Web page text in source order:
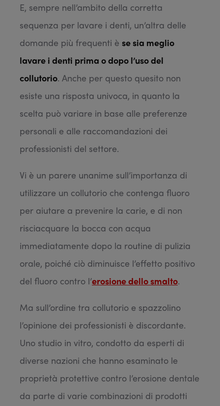
E, sempre nell’ambito della corretta
sequenza per lavare i denti, un’altra delle
domande più frequenti è se sia meglio
lavare i denti prima o dopo l’uso del
collutorio. Anche per questo quesito non
esiste una risposta univoca, in quanto la
scelta può variare in base alle preferenze
personali e alle raccomandazioni dei
professionisti del settore.
Vi è un parere unanime sull’importanza di
utilizzare un collutorio che contenga fluoro
per aiutare a prevenire la carie, e di non
risciacquare la bocca con acqua
immediatamente dopo la routine di pulizia
orale, poiché ciò diminuisce l’effetto positivo
del fluoro contro l’erosione dello smalto.
Ma sull’ordine tra collutorio e spazzolino
l’opinione dei professionisti è discordante.
Uno studio in vitro, condotto da esperti di
diverse nazioni che hanno esaminato le
proprietà protettive contro l’erosione dentale
da parte di varie combinazioni di prodotti